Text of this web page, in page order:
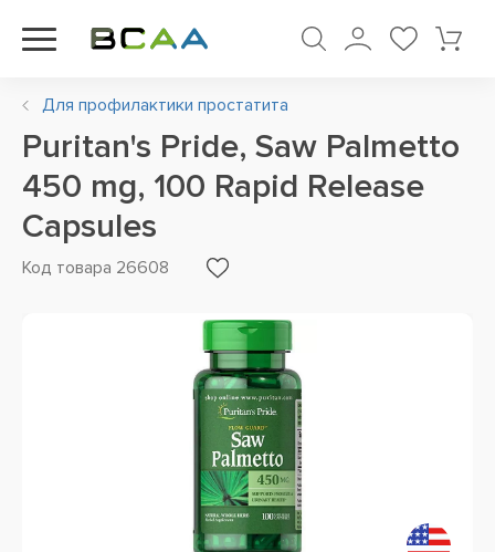
Для профилактики простатита
Puritan's Pride, Saw Palmetto
450 mg, 100 Rapid Release
Capsules
Код товара 26608